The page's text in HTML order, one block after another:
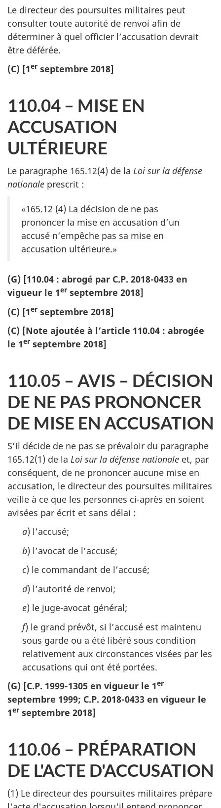
Le directeur des poursuites militaires peut
consulter toute autorité de renvoi afin de
déterminer à quel officier l’accusation devrait
être déférée.
(C) [1er septembre 2018]
110.04 – MISE EN
ACCUSATION
ULTÉRIEURE
Le paragraphe 165.12(4) de la Loi sur la défense
nationale prescrit :
«165.12 (4) La décision de ne pas
prononcer la mise en accusation d’un
accusé n’empêche pas sa mise en
accusation ultérieure.»
(G) [110.04 : abrogé par C.P. 2018-0433 en
vigueur le 1er septembre 2018]
(C) [1er septembre 2018]
(C) [Note ajoutée à l’article 110.04 : abrogée
le 1er septembre 2018]
110.05 – AVIS – DÉCISION
DE NE PAS PRONONCER
DE MISE EN ACCUSATION
S’il décide de ne pas se prévaloir du paragraphe
165.12(1) de la Loi sur la défense nationale et, par
conséquent, de ne prononcer aucune mise en
accusation, le directeur des poursuites militaires
veille à ce que les personnes ci-après en soient
avisées par écrit et sans délai :
a) l’accusé;
b) l’avocat de l’accusé;
c) le commandant de l’accusé;
d) l’autorité de renvoi;
e) le juge-avocat général;
f) le grand prévôt, si l’accusé est maintenu
sous garde ou a été libéré sous condition
relativement aux circonstances visées par les
accusations qui ont été portées.
(G) [C.P. 1999-1305 en vigueur le 1er
septembre 1999; C.P. 2018-0433 en vigueur le
1er septembre 2018]
110.06 – PRÉPARATION
DE L'ACTE D'ACCUSATION
(1) Le directeur des poursuites militaires prépare